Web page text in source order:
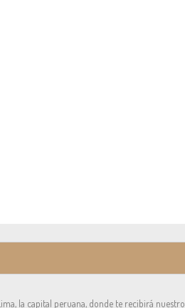
la capital peruana, donde te recibirá nuestro